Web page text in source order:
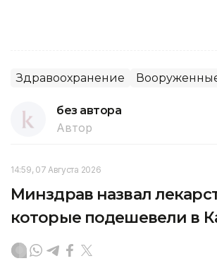
Здравоохранение
без автора
Автор
14:59, 07 Августа 2026
Минздрав назвал
которые подешевели в